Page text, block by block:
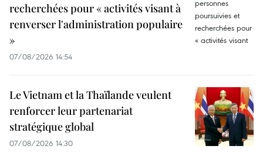
recherchées pour « activités visant à
renverser l'administration populaire
»
07/08/2026 14:54
Le Vietnam et la Thaïlande veulent
renforcer leur partenariat
stratégique global
07/08/2026 14:30